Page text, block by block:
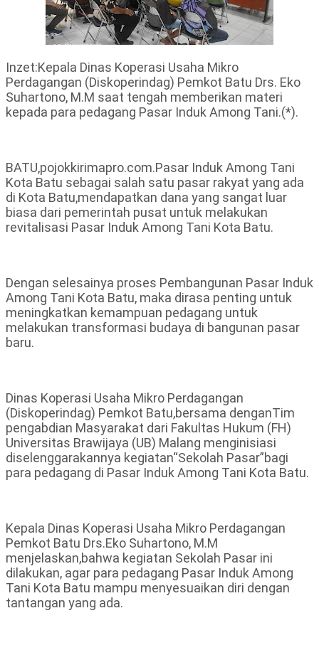
Inzet:Kepala Dinas Koperasi Usaha Mikro
Perdagangan (Diskoperindag) Pemkot Batu Drs. Eko
Suhartono, M.M saat tengah memberikan materi
kepada para pedagang Pasar Induk Among Tani.(*).
BATU,pojokkirimapro.com.Pasar Induk Among Tani
Kota Batu sebagai salah satu pasar rakyat yang ada
di Kota Batu,mendapatkan dana yang sangat luar
biasa dari pemerintah pusat untuk melakukan
revitalisasi Pasar Induk Among Tani Kota Batu.
Dengan selesainya proses Pembangunan Pasar Induk
Among Tani Kota Batu, maka dirasa penting untuk
meningkatkan kemampuan pedagang untuk
melakukan transformasi budaya di bangunan pasar
baru.
Dinas Koperasi Usaha Mikro Perdagangan
(Diskoperindag) Pemkot Batu,bersama denganTim
pengabdian Masyarakat dari Fakultas Hukum (FH)
Universitas Brawijaya (UB) Malang menginisiasi
diselenggarakannya kegiatan“Sekolah Pasar”bagi
para pedagang di Pasar Induk Among Tani Kota Batu.
Kepala Dinas Koperasi Usaha Mikro Perdagangan
Pemkot Batu Drs.Eko Suhartono, M.M
menjelaskan,bahwa kegiatan Sekolah Pasar ini
dilakukan, agar para pedagang Pasar Induk Among
Tani Kota Batu mampu menyesuaikan diri dengan
tantangan yang ada.